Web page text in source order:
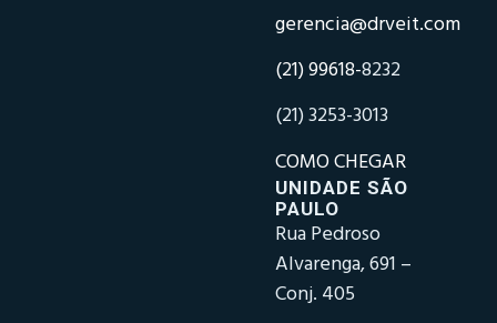
gerencia@drveit.com
(21) 99618-8232
(21) 3253-3013
COMO CHEGAR
UNIDADE SÃO
PAULO
Rua Pedroso
Alvarenga, 691 –
Conj. 405